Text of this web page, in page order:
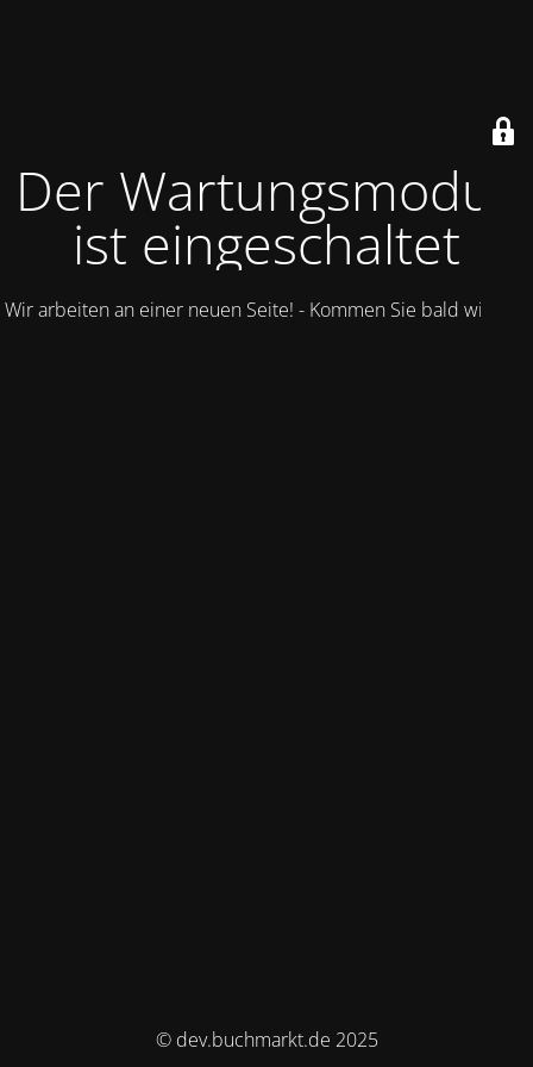
Der Wartungsmodus
ist eingeschaltet
Wir arbeiten an einer neuen Seite! - Kommen Sie bald wieder.
© dev.buchmarkt.de 2025